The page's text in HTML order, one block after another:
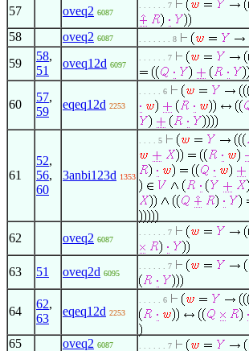
57 oveq2 6087
. . . . . . 7
58 oveq2 6087 . . . . . . . 8
59
58,
51
oveq12d 6097
. . . . . . 7
60
57,
59
eqeq12d 2253
. . . . . 6
61
52,
56,
60
3anbi123d 1353
. . . . 5
62 oveq2 6087
. . . . . . 7
63 51 oveq2d 6095
. . . . . . 7
64
62,
63
eqeq12d 2253
. . . . . 6
65 oveq2 6087 . . . . . . 7